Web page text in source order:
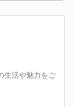
生活や魅力をご